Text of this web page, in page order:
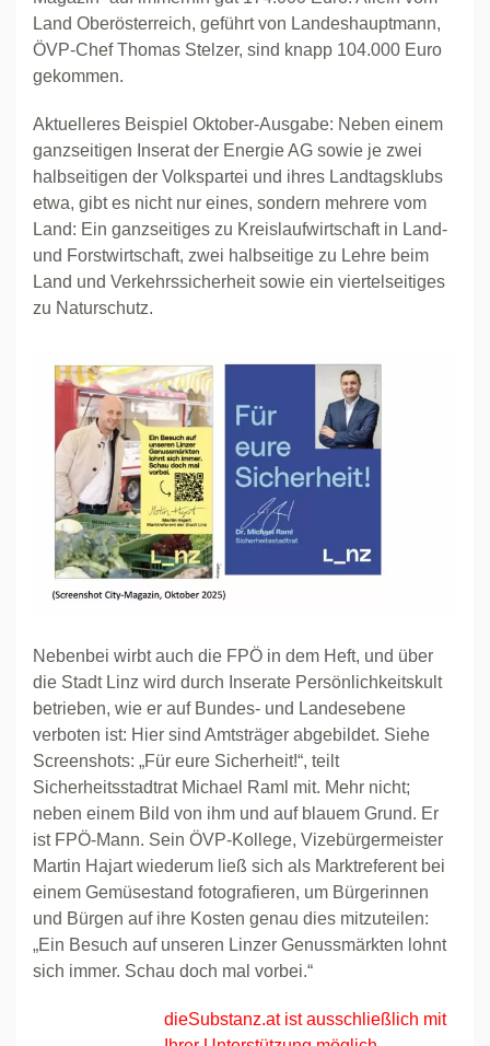
Land Oberösterreich, geführt von Landeshauptmann,
ÖVP-Chef Thomas Stelzer, sind knapp 104.000 Euro
gekommen.
Aktuelleres Beispiel Oktober-Ausgabe: Neben einem
ganzseitigen Inserat der Energie AG sowie je zwei
halbseitigen der Volkspartei und ihres Landtagsklubs
etwa, gibt es nicht nur eines, sondern mehrere vom
Land: Ein ganzseitiges zu Kreislaufwirtschaft in Land-
und Forstwirtschaft, zwei halbseitige zu Lehre beim
Land und Verkehrssicherheit sowie ein viertelseitiges
zu Naturschutz.
Nebenbei wirbt auch die FPÖ in dem Heft, und über
die Stadt Linz wird durch Inserate Persönlichkeitskult
betrieben, wie er auf Bundes- und Landesebene
verboten ist: Hier sind Amtsträger abgebildet. Siehe
Screenshots: „Für eure Sicherheit!“, teilt
Sicherheitsstadtrat Michael Raml mit. Mehr nicht;
neben einem Bild von ihm und auf blauem Grund. Er
ist FPÖ-Mann. Sein ÖVP-Kollege, Vizebürgermeister
Martin Hajart wiederum ließ sich als Marktreferent bei
einem Gemüsestand fotografieren, um Bürgerinnen
und Bürgen auf ihre Kosten genau dies mitzuteilen:
„Ein Besuch auf unseren Linzer Genussmärkten lohnt
sich immer. Schau doch mal vorbei.“
dieSubstanz.at ist ausschließlich mit